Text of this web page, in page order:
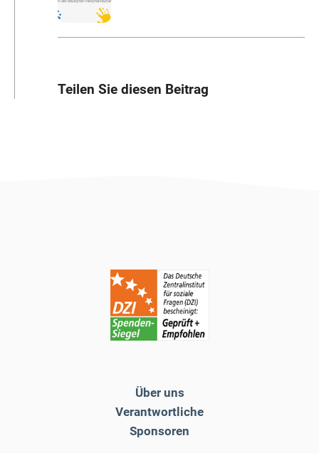
Teilen Sie diesen Beitrag
Über uns
Verantwortliche
Sponsoren